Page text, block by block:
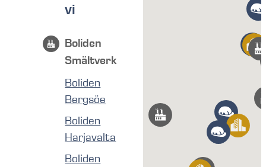
vi
Boliden
Smältverk
Boliden
Bergsöe
Boliden
Harjavalta
Boliden